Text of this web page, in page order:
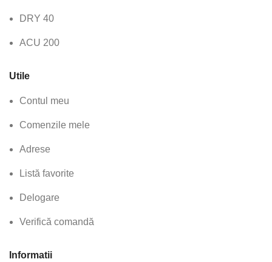
DRY 40
ACU 200
Utile
Contul meu
Comenzile mele
Adrese
Listă favorite
Delogare
Verifică comandă
Informatii